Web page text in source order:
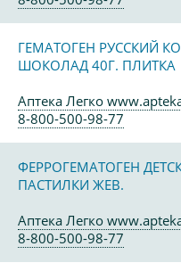
ГЕМАТОГЕН РУССКИЙ
ШОКОЛАД 40Г. ПЛИТКА
Аптека Легко
8-800-500-98-77
ФЕРРОГЕМАТОГЕН
ПАСТИЛКИ ЖЕВ.
Аптека Легко
8-800-500-98-77